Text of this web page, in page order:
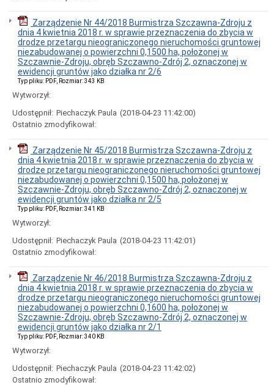
2007
roku
Zarządzenia
2006
roku
Rejestr
Zarządzeń
w
2002
Oświadczenia
majątkowe
Oświadczenia
majątkowe
2026
rok
Oświadczenia
majątkowe
za
2025
rok
Oświadczenia
majątkowe
2024
rok
Oświadczenia
majątkowe
za
2023
Zarządzenie Nr 44/2018 Burmistrza Szczawna-Zdroju z
dnia 4 kwietnia 2018 r. w sprawie przeznaczenia do zbycia w
drodze przetargu nieograniczonego nieruchomości gruntowej
niezabudowanej o powierzchni 0,1500 ha, położonej w
Szczawnie-Zdroju, obręb Szczawno-Zdrój 2, oznaczonej w
ewidencji gruntów jako działka nr 2/6
Typ pliku: PDF, Rozmiar: 343 KB
Wytworzył:
Udostępnił: Piechaczyk Paula (2018-04-23 11:42:00)
Ostatnio zmodyfikował:
Zarządzenie Nr 45/2018 Burmistrza Szczawna-Zdroju z
dnia 4 kwietnia 2018 r. w sprawie przeznaczenia do zbycia w
drodze przetargu nieograniczonego nieruchomości gruntowej
niezabudowanej o powierzchni 0,1500 ha, położonej w
Szczawnie-Zdroju, obręb Szczawno-Zdrój 2, oznaczonej w
ewidencji gruntów jako działka nr 2/5
Typ pliku: PDF, Rozmiar: 341 KB
Wytworzył:
Udostępnił: Piechaczyk Paula (2018-04-23 11:42:01)
Ostatnio zmodyfikował:
Zarządzenie Nr 46/2018 Burmistrza Szczawna-Zdroju z
dnia 4 kwietnia 2018 r. w sprawie przeznaczenia do zbycia w
drodze przetargu nieograniczonego nieruchomości gruntowej
niezabudowanej o powierzchni 0,1600 ha, położonej w
Szczawnie-Zdroju, obręb Szczawno-Zdrój 2, oznaczonej w
ewidencji gruntów jako działka nr 2/1
Typ pliku: PDF, Rozmiar: 340 KB
Wytworzył:
Udostępnił: Piechaczyk Paula (2018-04-23 11:42:02)
Ostatnio zmodyfikował: